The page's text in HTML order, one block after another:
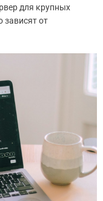
для крупных
зависят от